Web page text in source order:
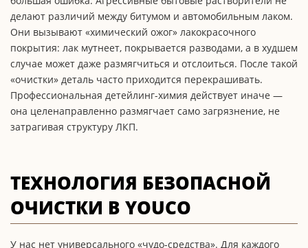
делают различий между битумом и автомобильным лаком.
Они вызывают «химический ожог» лакокрасочного
покрытия: лак мутнеет, покрывается разводами, а в худшем
случае может даже размягчиться и отслоиться. После такой
«очистки» деталь часто приходится перекрашивать.
Профессиональная детейлинг-химия действует иначе —
она целенаправленно размягчает само загрязнение, не
затрагивая структуру ЛКП.
ТЕХНОЛОГИЯ БЕЗОПАСНОЙ
ОЧИСТКИ В YOUCO
У нас нет универсального «чудо-средства». Для каждого